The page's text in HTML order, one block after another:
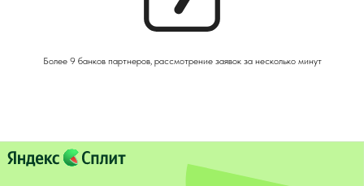
Более 9 банков партнеров, рассмотрение заявок за несколько минут